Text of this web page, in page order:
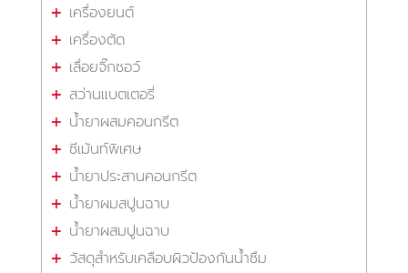
เครื่องยนต์
เครื่องตัด
เลื่อยจิ๊กซอว์
สว่านแบตเตอรี่
น้ำยาผสมคอนกรีต
ซีเม้นท์พิเศษ
น้ำยาประสานคอนกรีต
น้ำยาผมสปูนฉาบ
น้ำยาผสมปูนฉาบ
วัสดุสำหรับเคลือบผิวป้องกันน้ำซึม